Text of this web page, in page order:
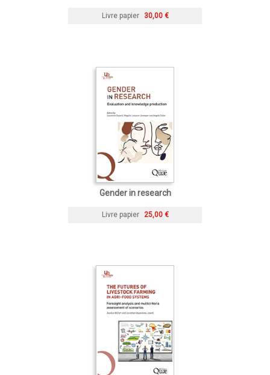
Livre papier 30,00 €
Gender in research
Livre papier 25,00 €